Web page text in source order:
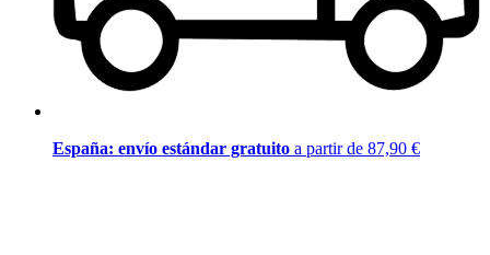
España: envío estándar gratuito a partir de 87,90 €